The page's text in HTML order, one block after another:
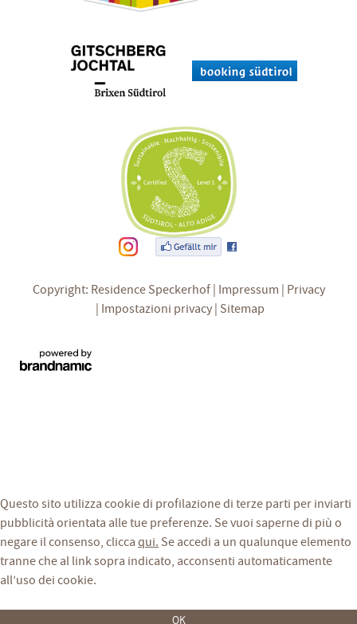
Copyright: Residence Speckerhof Impressum Privacy
Impostazioni privacy Sitemap
Questo sito utilizza cookie di profilazione di terze parti per inviarti
pubblicità orientata alle tue preferenze. Se vuoi saperne di più o
negare il consenso, clicca qui. Se accedi a un qualunque elemento
tranne che al link sopra indicato, acconsenti automaticamente
all’uso dei cookie.
OK